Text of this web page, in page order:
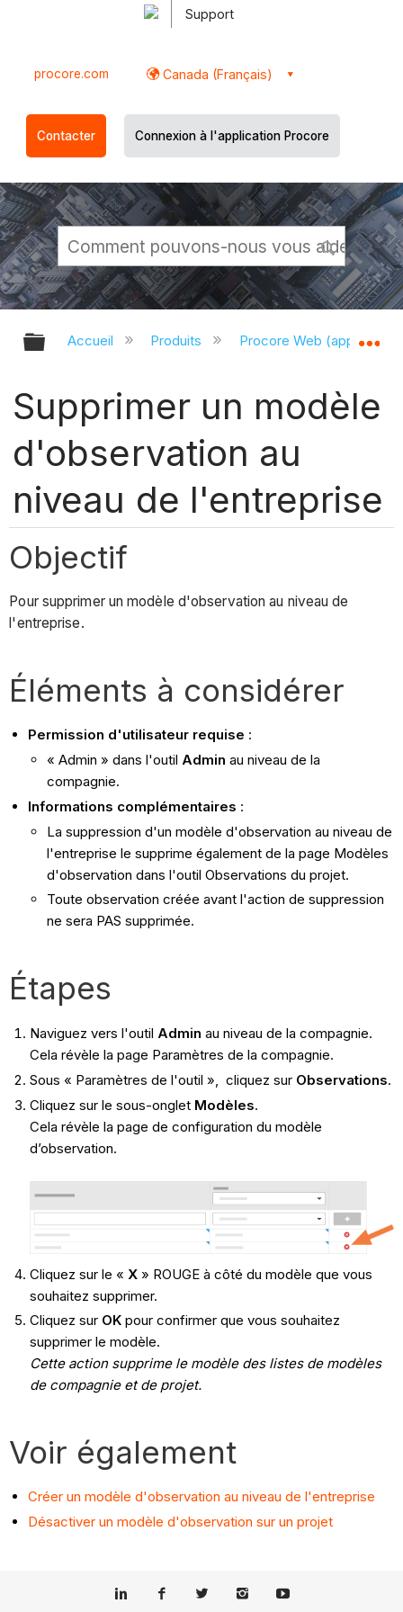
Support
procore.com Canada (Français)
Contacter Connexion à l'application Procore
Développer/réduire la hiérarchie
Accueil Produits Procore Web
Supprimer un modèle
d'observation au
niveau de l'entreprise
Objectif
Pour supprimer un modèle d'observation au niveau de
l'entreprise.
Éléments à considérer
Permission d'utilisateur requise :
« Admin » dans l'outil Admin au niveau de la
compagnie.
Informations complémentaires :
La suppression d'un modèle d'observation au niveau de
l'entreprise le supprime également de la page Modèles
d'observation dans l'outil Observations du projet.
Toute observation créée avant l'action de suppression
ne sera PAS supprimée.
Étapes
Naviguez vers l'outil Admin au niveau de la compagnie.
Cela révèle la page Paramètres de la compagnie.
Sous « Paramètres de l'outil », cliquez sur Observations.
Cliquez sur le sous-onglet Modèles.
Cela révèle la page de configuration du modèle
d’observation.
Cliquez sur le « X» ROUGE à côté du modèle que vous
souhaitez supprimer.
Cliquez sur OKpour confirmer que vous souhaitez
supprimer le modèle.
Cette action supprime le modèle des listes de modèles
de compagnie et de projet.
Voir également
Créer un modèle d'observation au niveau de l'entreprise
Désactiver un modèle d'observation sur un projet